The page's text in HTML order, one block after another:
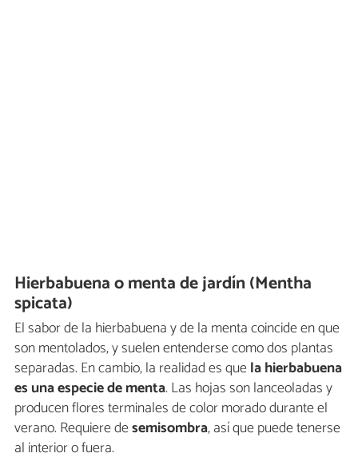
Hierbabuena o menta de jardín (Mentha
spicata)
El sabor de la hierbabuena y de la menta coincide en que
son mentolados, y suelen entenderse como dos plantas
separadas. En cambio, la realidad es quela hierbabuena
es una especie de menta. Las hojas son lanceoladas y
producen flores terminales de color morado durante el
verano. Requiere desemisombra, así que puede tenerse
al interior o fuera.